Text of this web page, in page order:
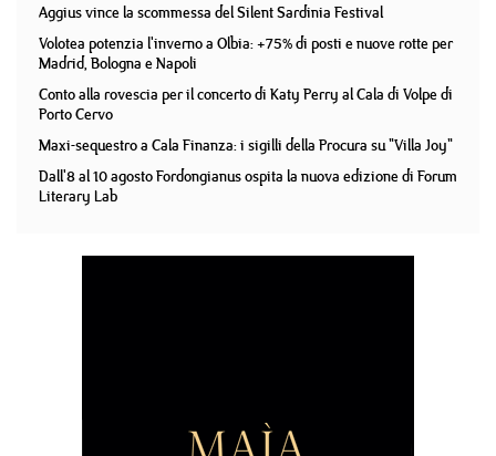
Aggius vince la scommessa del Silent Sardinia Festival
Volotea potenzia l'inverno a Olbia: +75% di posti e nuove rotte per
Madrid, Bologna e Napoli
Conto alla rovescia per il concerto di Katy Perry al Cala di Volpe di
Porto Cervo
Maxi-sequestro a Cala Finanza: i sigilli della Procura su "Villa Joy"
Dall'8 al 10 agosto Fordongianus ospita la nuova edizione di Forum
Literary Lab